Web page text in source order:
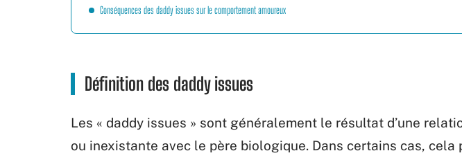
Conséquences des daddy issues sur le comportement amoureux
Définition des daddy issues
Les « daddy issues » sont généralement le résultat d’une
ou inexistante avec le père biologique. Dans certains cas, cela